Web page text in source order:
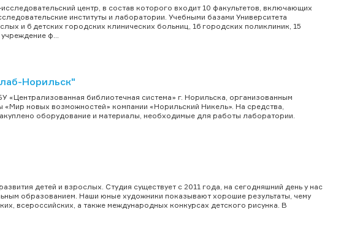
центр, в состав которого входит 10 факультетов, включающих
институты и лаборатории. Учебными базами Университета
и 6 детских городских клинических больниц, 16 городских поликлиник, 15
ф...
Норильск"
библиотечная система» г. Норильска, организованным
новых возможностей» компании «Норильский Никель». На средства,
оборудование и материалы, необходимые для работы лаборатории.
детей и взрослых. Студия существует с 2011 года, на сегодняшний день у нас
образованием. Наши юные художники показывают хорошие результаты, чему
всероссийских, а также международных конкурсах детского рисунка. В